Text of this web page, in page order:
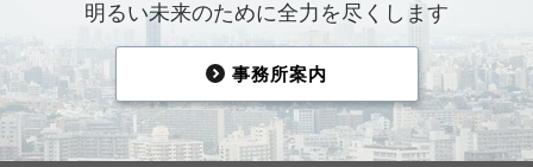
明るい未来のために全力を尽くします
事務所案内